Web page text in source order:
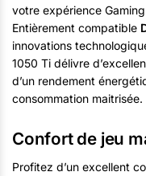
votre expérience
Entièrement compatible
innovations
1050 Ti délivre
d’un rendement
consommation maitrisée.
Confort de jeu
Profitez d’un excellent